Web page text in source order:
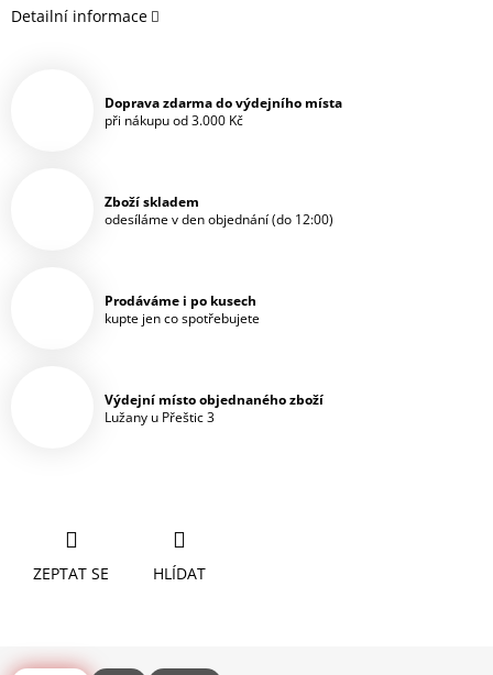
Detailní informace
Doprava zdarma do výdejního místa
při nákupu od 3.000 Kč
Zboží skladem
odesíláme v den objednání (do 12:00)
Prodáváme i po kusech
kupte jen co spotřebujete
Výdejní místo objednaného zboží
Lužany u Přeštic 3
ZEPTAT SE HLÍDAT